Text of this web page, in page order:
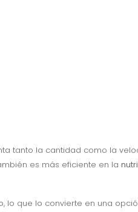
tanto la cantidad como la
es más eficiente en la
lo que lo convierte en una